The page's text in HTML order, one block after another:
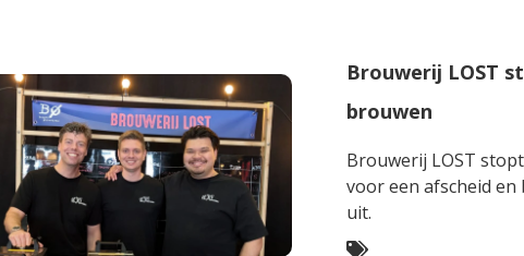
Brouwerij LOST
brouwen
Brouwerij LOST
voor een afscheid
uit.